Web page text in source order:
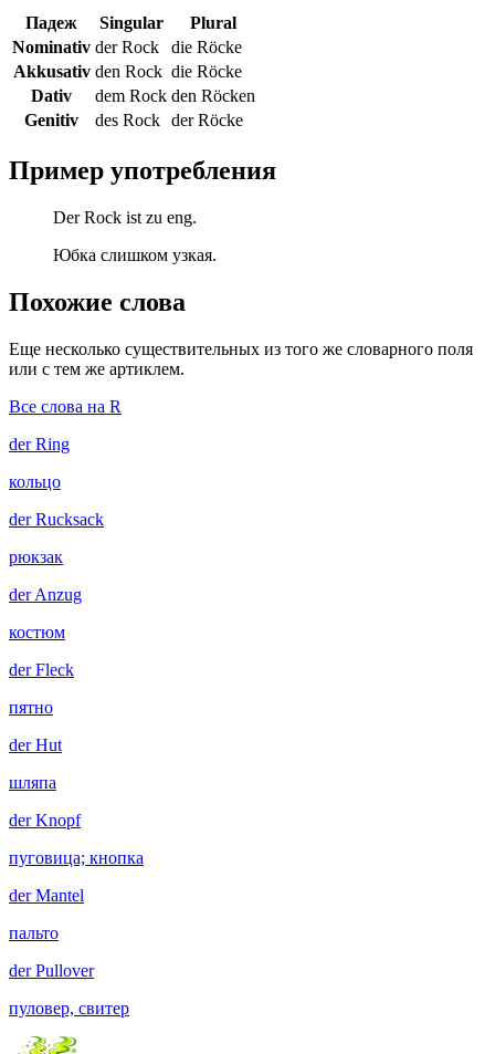
Падеж Singular
Plural
Nominativ der Rock
die Röcke
Akkusativ den Rock die Röcke
Dativ
dem Rock den Röcken
Genitiv
des Rock der Röcke
Пример употребления
Der Rock ist zu eng.
Юбка слишком узкая.
Похожие слова
Еще несколько существительных из того же словарного поля
или с тем же артиклем.
Все слова на R
derRing
кольцо
derRucksack
рюкзак
derAnzug
костюм
derFleck
пятно
derHut
шляпа
derKnopf
пуговица; кнопка
derMantel
пальто
derPullover
пуловер, свитер